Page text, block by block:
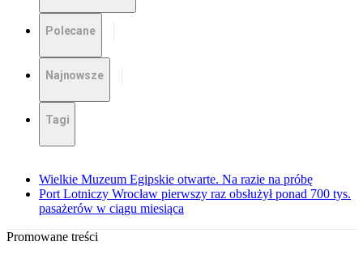
Polecane
Najnowsze
Tagi
Wielkie Muzeum Egipskie otwarte. Na razie na próbę
Port Lotniczy Wrocław pierwszy raz obsłużył ponad 700 tys.
pasażerów w ciągu miesiąca
Promowane treści